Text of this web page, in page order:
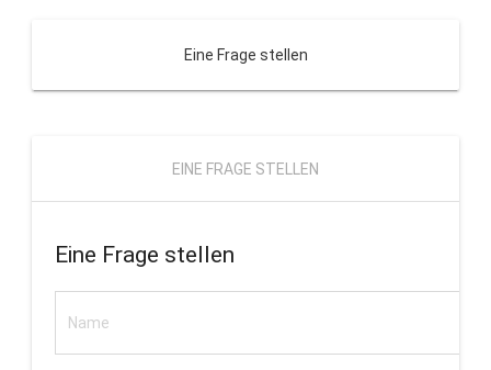
Eine Frage stellen
EINE FRAGE STELLEN
Eine Frage stellen